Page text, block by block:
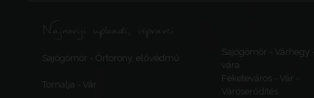
Najnoviji uploadi, ispravci
Sajógömör - Őrtorony, elővédmű
Sajógömör - Várhegy
vára
Tornalja - Vár
Feketeváros - Vár -
Városerődítés